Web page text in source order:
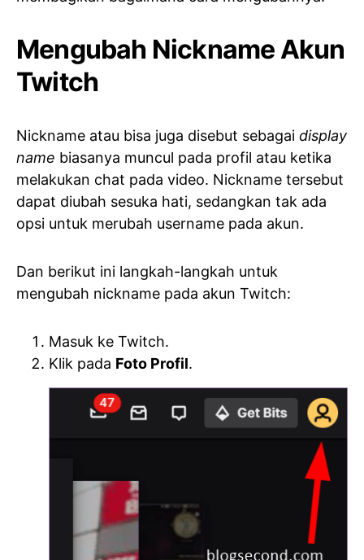
Mengubah Nickname Akun
Twitch
Nickname atau bisa juga disebut sebagai display
name biasanya muncul pada profil atau ketika
melakukan chat pada video. Nickname tersebut
dapat diubah sesuka hati, sedangkan tak ada
opsi untuk merubah username pada akun.
Dan berikut ini langkah-langkah untuk
mengubah nickname pada akun Twitch:
Masuk ke Twitch.
Klik pada Foto Profil.